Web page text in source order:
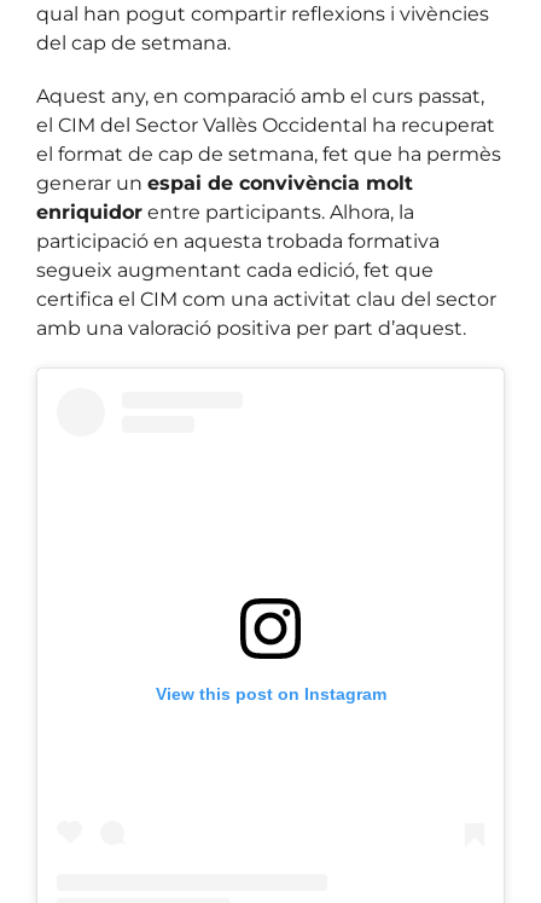
qual han pogut compartir reflexions i vivències
del cap de setmana.
Aquest any, en comparació amb el curs passat,
el CIM del Sector Vallès Occidental ha recuperat
el format de cap de setmana, fet que ha permès
generar un espai de convivència molt
enriquidorentre participants. Alhora, la
participació en aquesta trobada formativa
segueix augmentant cada edició, fet que
certifica el CIM com una activitat clau del sector
amb una valoració positiva per part d’aquest.
View this post on Instagram